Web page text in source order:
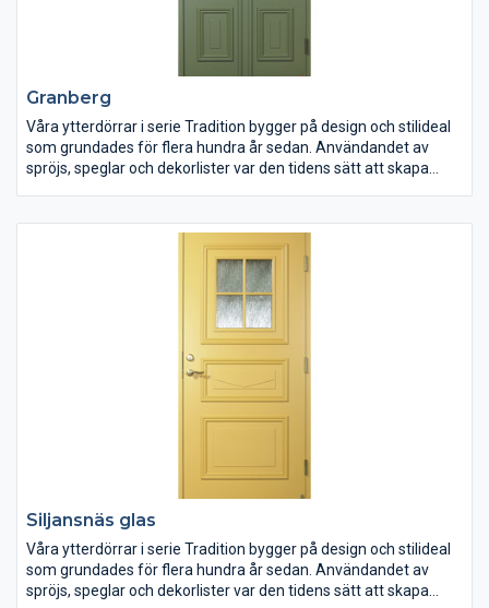
Granberg
Våra ytterdörrar i serie Tradition bygger på design och stilideal
som grundades för flera hundra år sedan. Användandet av
spröjs, speglar och dekorlister var den tidens sätt att skapa
Siljansnäs glas
Våra ytterdörrar i serie Tradition bygger på design och stilideal
som grundades för flera hundra år sedan. Användandet av
spröjs, speglar och dekorlister var den tidens sätt att skapa